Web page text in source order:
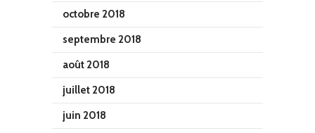
octobre 2018
septembre 2018
août 2018
juillet 2018
juin 2018